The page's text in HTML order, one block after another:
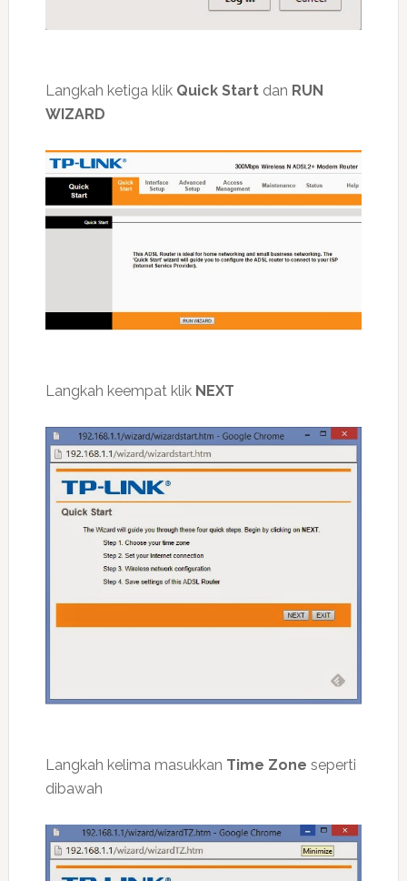
Langkah ketiga klik Quick Startdan RUN
WIZARD
Langkah keempat klik NEXT
Langkah kelima masukkan Time Zone seperti
dibawah